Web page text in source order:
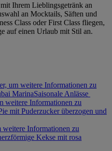
Ihrem Lieblingsgetränk an
an Mocktails, Säften und
Class oder First Class fliegen,
auf einen Urlaub mit Stil an.
um weitere Informationen zu
MarinaSaisonale Anlässe
weitere Informationen zu
mit Puderzucker überzogen und
Informationen zu
Kekse mit rosa